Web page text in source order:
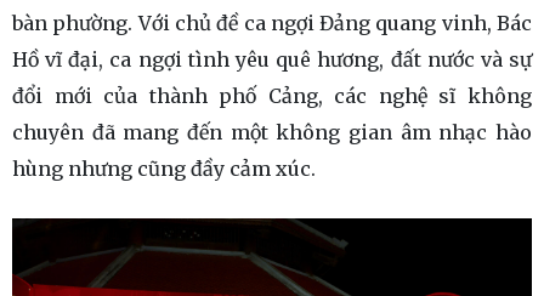
bàn phường. Với chủ đề ca ngợi Đảng quang vinh, Bác
Hồ vĩ đại, ca ngợi tình yêu quê hương, đất nước và sự
đổi mới của thành phố Cảng, các nghệ sĩ không
chuyên đã mang đến một không gian âm nhạc hào
hùng nhưng cũng đầy cảm xúc.